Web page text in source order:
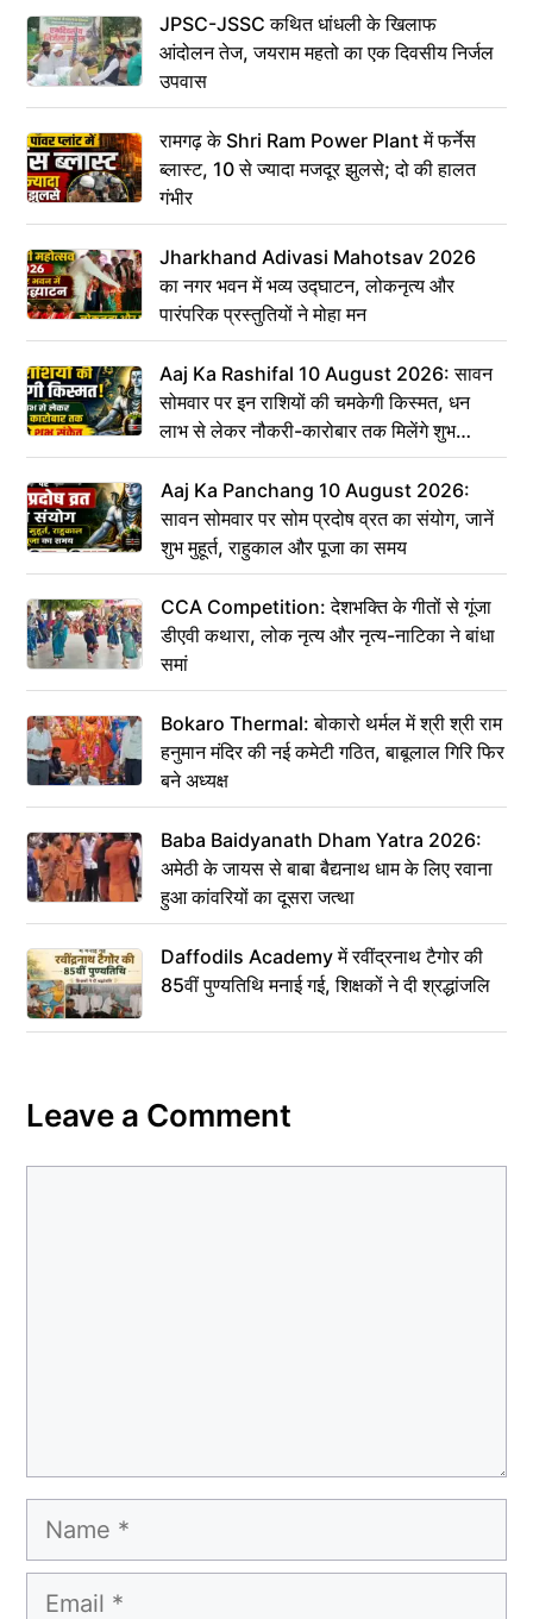
JPSC-JSSC कथित धांधली के खिलाफ
आंदोलन तेज, जयराम महतो का एक दिवसीय निर्जल
उपवास
रामगढ़ के Shri Ram Power Plant में फर्नेस
ब्लास्ट, 10 से ज्यादा मजदूर झुलसे; दो की हालत
गंभीर
Jharkhand Adivasi Mahotsav 2026
का नगर भवन में भव्य उद्घाटन, लोकनृत्य और
पारंपरिक प्रस्तुतियों ने मोहा मन
Aaj Ka Rashifal 10 August 2026: सावन
सोमवार पर इन राशियों की चमकेगी किस्मत, धन
लाभ से लेकर नौकरी-कारोबार तक मिलेंगे शुभ
संकेत
Aaj Ka Panchang 10 August 2026:
सावन सोमवार पर सोम प्रदोष व्रत का संयोग, जानें
शुभ मुहूर्त, राहुकाल और पूजा का समय
CCA Competition: देशभक्ति के गीतों से गूंजा
डीएवी कथारा, लोक नृत्य और नृत्य-नाटिका ने बांधा
समां
Bokaro Thermal: बोकारो थर्मल में श्री श्री राम
हनुमान मंदिर की नई कमेटी गठित, बाबूलाल गिरि फिर
बने अध्यक्ष
Baba Baidyanath Dham Yatra 2026:
अमेठी के जायस से बाबा बैद्यनाथ धाम के लिए रवाना
हुआ कांवरियों का दूसरा जत्था
Daffodils Academy में रवींद्रनाथ टैगोर की
85वीं पुण्यतिथि मनाई गई, शिक्षकों ने दी श्रद्धांजलि
Leave a Comment
Name
Email